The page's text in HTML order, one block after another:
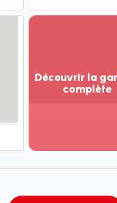
Découvrir la
complète
la